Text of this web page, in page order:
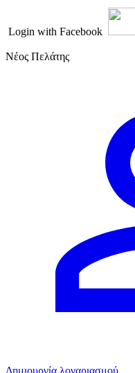
Login with Facebook
Νέος Πελάτης